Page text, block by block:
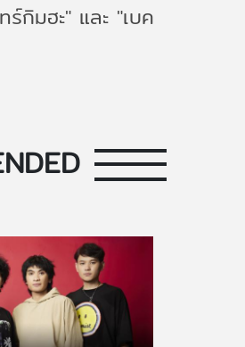
กิมฮะ" และ "เบค